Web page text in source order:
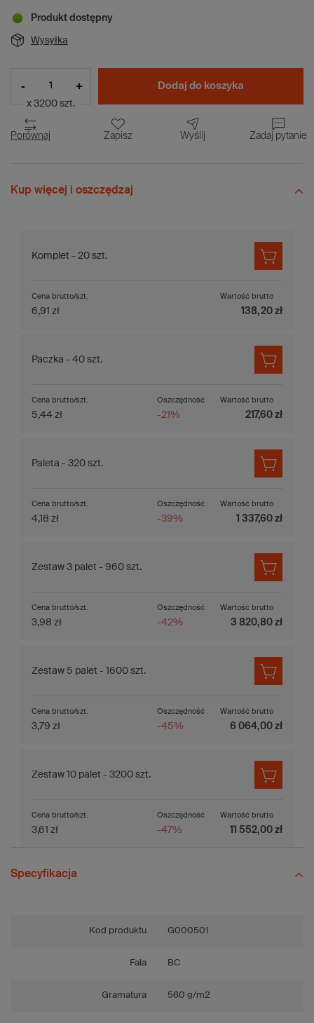
Produkt dostępny
Wysyłka
- +
x 3200 szt.
Dodaj do koszyka
Porównaj Zapisz Wyślij Zadaj pytanie
Kup więcej i oszczędzaj
Komplet - 20 szt.
Cena brutto/szt.
6,91 zł
Wartość brutto
138,20 zł
Paczka - 40 szt.
Oszczędność
-21%
Cena brutto/szt.
5,44 zł
Wartość brutto
217,60 zł
Paleta - 320 szt.
Oszczędność
-39%
Cena brutto/szt.
4,18 zł
Wartość brutto
1 337,60 zł
Zestaw 3 palet - 960 szt.
Oszczędność
-42%
Cena brutto/szt.
3,98 zł
Wartość brutto
3 820,80 zł
Zestaw 5 palet - 1600 szt.
Oszczędność
-45%
Cena brutto/szt.
3,79 zł
Wartość brutto
6 064,00 zł
Zestaw 10 palet - 3200 szt.
Oszczędność
-47%
Cena brutto/szt.
3,61 zł
Wartość brutto
11 552,00 zł
Specyfikacja
Kod produktu G000501
Fala BC
Gramatura 560 g/m2